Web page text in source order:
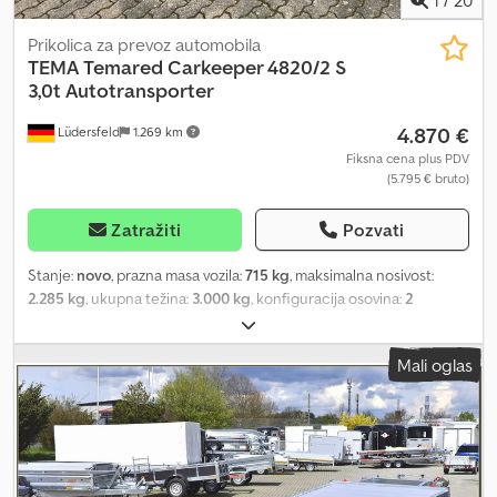
Lüdersfeld 1.269 km
Prikolica za prevoz automobila
TEMATemared Carkeeper 4820/2 S
3,0t Autotransporter
4.870 €
Fiksna cena plus PDV
(5.795 € bruto)
Zatražiti Pozvati
Stanje: novo, prazna masa vozila:715 kg, maksimalna nosivost:
2.285 kg, ukupna težina: 3.000 kg, konfiguracija osovina:2
, dužina tovarnog prostora:
prostora:2.090 mm, Godina proizvodnje:2025, pređena
kilometraža:50 km, tip prenosa:mehanički, energetska
efikasnost: A, Temared Carkeeper 4820/2 S Autotransporter
Priključna prikolica za putnička vozila Starost: Novo (Godina
proizvodnje: 2025) 2 godine tehničkog pregleda počev od dana
prve registracije Uključuje saobraćajnu dokumentaciju
(saobraćajna dozvola, deo 2 i COC-sertifikat) Dostupno odmah (na
Mali oglas